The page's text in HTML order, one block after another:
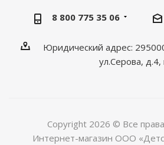
8 800 775 35 06
Юридический адрес:
ул.Серова, д.4,
Copyright 2026 © Все
Интернет-магазин ООО